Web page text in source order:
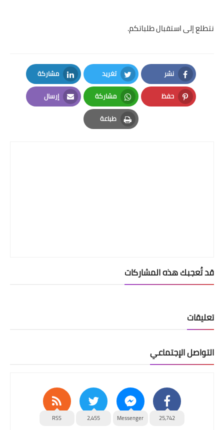
نتطلع إلى استقبال طلباتكم.
نشر
Facebook
تغريد
Twitter
مشاركة
LinkedIn
حفظ
Pinterest
مشاركة
Whatsapp
إرسال
Email
طباعة
Print
قد تُعجبك هذه المشاركات
تعليقات
التواصل الإجتماعي
25,742
Messenger
2,455
RSS